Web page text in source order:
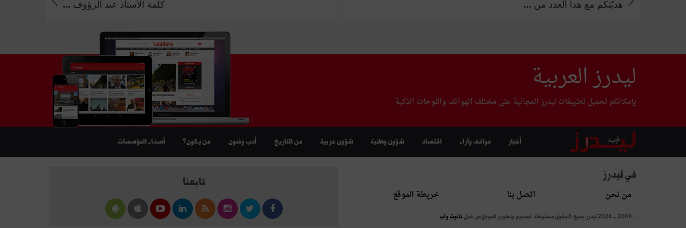
كلمة الأستاذ عبد الرؤوف ... هديّتكم مع هذا العدد من ...
ليدرز العربية
بإمكانكم تحميل تطبيقات ليدرز المجانية على مختلف الهواتف واللوحات الذكية
أخبار مواقف وآراء اقتصاد شؤون وطنية شؤون عربية من التاريخ أدب وفنون من يكون؟ أصداء المؤسسات
في ليدرز
من نحن اتصل بنا خريطة الموقع
© 2009 - 2026 ليدرز جميع الحقوق محفوظة. تصميم وتطوير الموقع من قبل تانيت واب
تابعنا